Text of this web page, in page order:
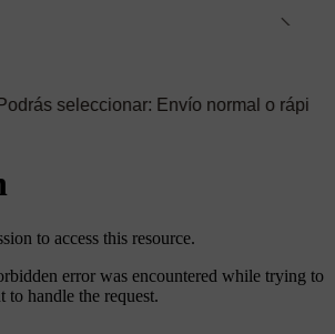
Envío normal o rápido ☑️